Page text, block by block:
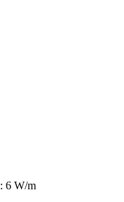
6 W/m